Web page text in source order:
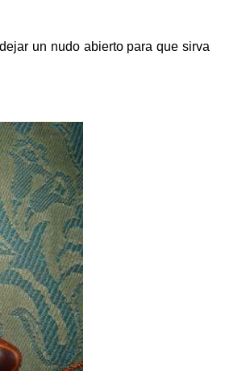
un nudo abierto para que sirva